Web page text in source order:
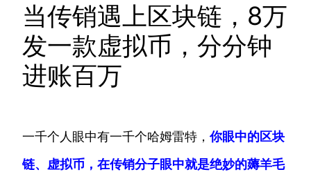
当传销遇上区块链，8万
发一款虚拟币，分分钟
进账百万
一千个人眼中有一千个哈姆雷特，你眼中的区块
链、虚拟币，在传销分子眼中就是绝妙的薅羊毛